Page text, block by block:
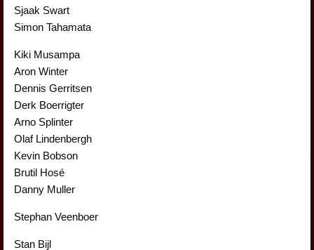
Sjaak Swart
Simon Tahamata
Kiki Musampa
Aron Winter
Dennis Gerritsen
Derk Boerrigter
Arno Splinter
Olaf Lindenbergh
Kevin Bobson
Brutil Hosé
Danny Muller
Stephan Veenboer
Stan Bijl